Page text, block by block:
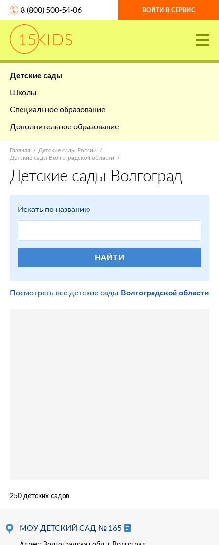
8 (800) 500-54-06 ВОЙТИ В СЕРВИС
Детские сады
Школы
Специальное образование
Дополнительное образование
Главная
Детские сады России
Детские сады Волгоградской области
Детские сады Волгоград
Искать по названию
НАЙТИ
Посмотреть все детские сады Волгоградской области
250 детских садов
МОУ ДЕТСКИЙ САД № 165